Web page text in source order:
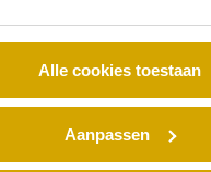
Alle cookies toestaan
Aanpassen
altijd op de hoogte van